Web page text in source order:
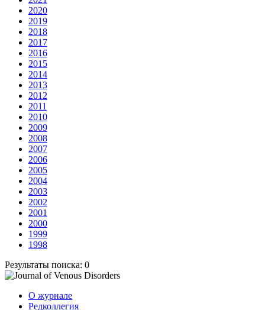
2020
2019
2018
2017
2016
2015
2014
2013
2012
2011
2010
2009
2008
2007
2006
2005
2004
2003
2002
2001
2000
1999
1998
Результаты поиска: 0
О журнале
Редколлегия